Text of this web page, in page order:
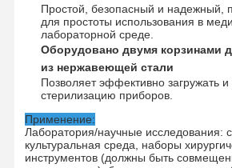
Простой, безопасный и надежный,
для простоты использования в
лабораторной среде.
Оборудовано двумя корзинами
из нержавеющей стали
Позволяет эффективно загружать и
стерилизацию приборов.
Применение:
Лаборатория/научные исследования:
культуральная среда, наборы
инструментов (должны быть